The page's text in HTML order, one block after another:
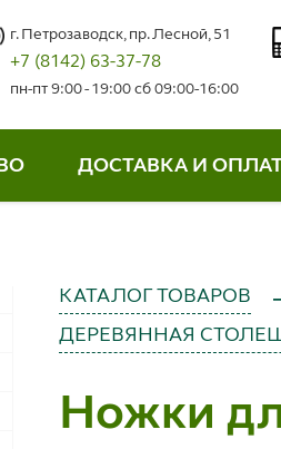
г. Петрозаводск, пр. Лесной, 51
+7 (8142) 63-37-78
пн-пт 9:00 - 19:00 сб 09:00-16:00
ДОСТАВКА И
КАТАЛОГ ТОВАРОВ
ДЕРЕВЯННАЯ
Ножки